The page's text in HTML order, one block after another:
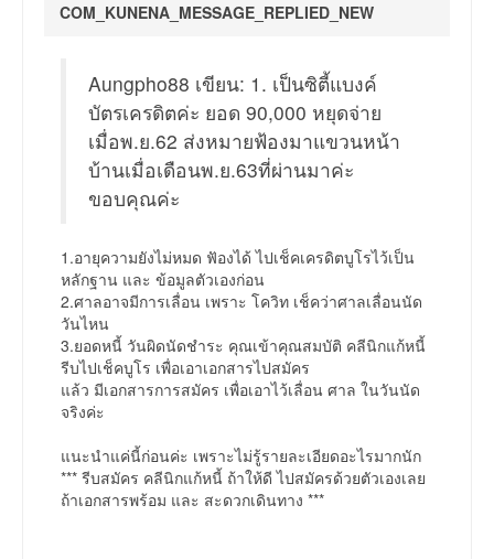
COM_KUNENA_MESSAGE_REPLIED_NEW
Aungpho88 เขียน: 1. เป็นซิตี้แบงค์
บัตรเครดิตค่ะ ยอด 90,000 หยุดจ่าย
เมื่อพ.ย.62 ส่งหมายฟ้องมาแขวนหน้า
บ้านเมื่อเดือนพ.ย.63ที่ผ่านมาค่ะ
ขอบคุณค่ะ
1.อายุความยังไม่หมด ฟัองได้ ไปเช็คเครดิตบูโรไว้เป็น
หลักฐาน และ ข้อมูลตัวเองก่อน
2.ศาลอาจมีการเลื่อน เพราะ โควิท เช็คว่าศาลเลื่อนนัด
วันไหน
3.ยอดหนี้ วันผิดนัดชำระ คุณเข้าคุณสมบัติ คลีนิกแก้หนี้
รีบไปเช็คบูโร เพื่อเอาเอกสารไปสมัคร
แล้ว มีเอกสารการสมัคร เพื่อเอาไว้เลื่อน ศาล ในวันนัด
จริงค่ะ
แนะนำแค่นี้ก่อนค่ะ เพราะไม่รู้รายละเอียดอะไรมากนัก
*** รีบสมัคร คลีนิกแก้หนี้ ถ้าให้ดี ไปสมัครด้วยตัวเองเลย
ถ้าเอกสารพร้อม และ สะดวกเดินทาง ***